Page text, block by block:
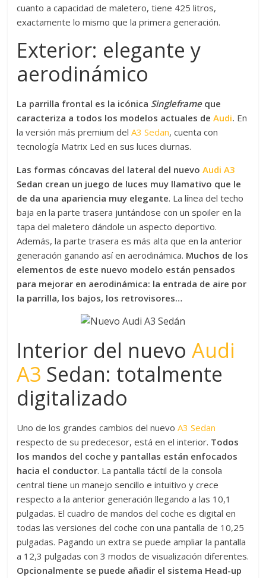
cuanto a capacidad de maletero, tiene 425 litros,
exactamente lo mismo que la primera generación.
Exterior: elegante y
aerodinámico
La parrilla frontal es la icónica Singleframeque
caracteriza a todos los modelos actuales de Audi. En
la versión más premium delA3 Sedan, cuenta con
tecnología Matrix Led en sus luces diurnas.
Las formas cóncavas del lateral del nuevoAudi A3
Sedan crean un juego de luces muy llamativo que le
de da una apariencia muy elegante. La línea del techo
baja en la parte trasera juntándose con un spoiler en la
tapa del maletero dándole un aspecto deportivo.
Además, la parte trasera es más alta que en la anterior
generación ganando así en aerodinámica. Muchos de los
elementos de este nuevo modelo están pensados
para mejorar en aerodinámica: la entrada de aire por
la parrilla, los bajos, los retrovisores…
Interior del nuevoAudi
A3 Sedan: totalmente
digitalizado
Uno de los grandes cambios del nuevoA3 Sedan
respecto de su predecesor, está en el interior. Todos
los mandos del coche y pantallas están enfocados
hacia el conductor. La pantalla táctil de la consola
central tiene un manejo sencillo e intuitivo y crece
respecto a la anterior generación llegando a las 10,1
pulgadas. El cuadro de mandos del coche es digital en
todas las versiones del coche con una pantalla de 10,25
pulgadas. Pagando un extra se puede ampliar la pantalla
a 12,3 pulgadas con 3 modos de visualización diferentes.
Opcionalmente se puede añadir el sistema Head-up